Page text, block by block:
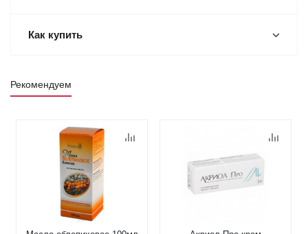
Как купить
Рекомендуем